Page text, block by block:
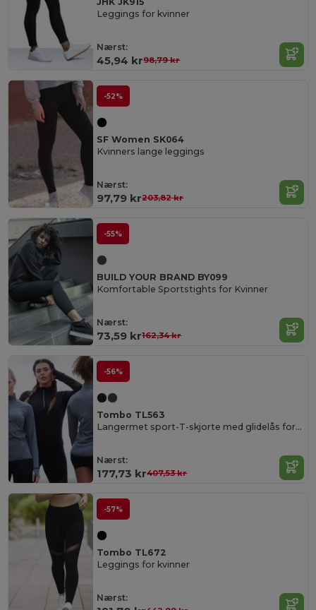
Leggings for kvinner
Nærst:
45,94 kr98,79 kr
-52%
SF Women SK064
Kvinners lange leggings
Nærst:
97,79 kr203,82 kr
-55%
BUILD YOUR BRAND BY099
Komfortable Sportstights for Kvinner
Nærst:
73,59 kr162,34 kr
-56%
Tombo TL563
Langermet sport-T-skjorte med glidelås for kvinner
Nærst:
177,73 kr407,53 kr
-57%
Tombo TL672
Leggings for kvinner
Nærst: